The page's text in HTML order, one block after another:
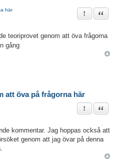
här Citat
teoriprovet genom att öva frågorna
gång
att öva på frågorna här
Citat
kommentar. Jag hoppas också att
genom att jag övar på denna